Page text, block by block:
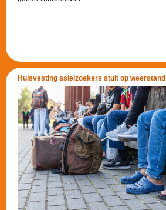
Huisvesting asielzoekers stuit op weerstand